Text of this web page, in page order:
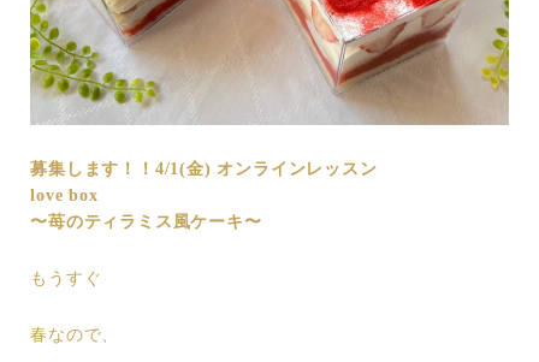
募集します！！ 4/1(金) オンラインレッスン
love box
〜苺のティラミス風ケーキ〜
もうすぐ
春なので、